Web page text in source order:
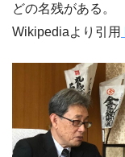
どの名残がある。
Wikipediaより引用